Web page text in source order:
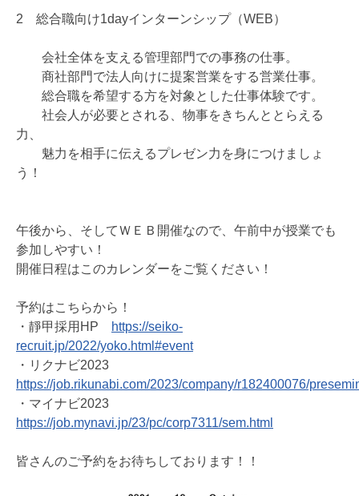
2 総合職向け1dayインターンシップ（WEB）
会社全体を支える管理部門での事務の仕事。
商社部門で法人向けに提案営業をする営業仕事。
総合職を希望する方を対象とした仕事体験です。
社会人が必要とされる、物事をきちんととらえる
力、
魅力を相手に伝えるプレゼン力を身につけましょ
う！
午後から、そしてＷＥＢ開催なので、午前中が授業でも
参加しやすい！
開催日程はこのカレンダーをご覧ください！
予約はこちらから！
・靜甲採用HP
https://seiko-
recruit.jp/2022/yoko.html#event
・リクナビ2023
https://job.rikunabi.com/2023/company/r182400076/
・マイナビ2023
https://job.mynavi.jp/23/pc/corp7311/sem.html
皆さんのご予約をお待ちしております！！